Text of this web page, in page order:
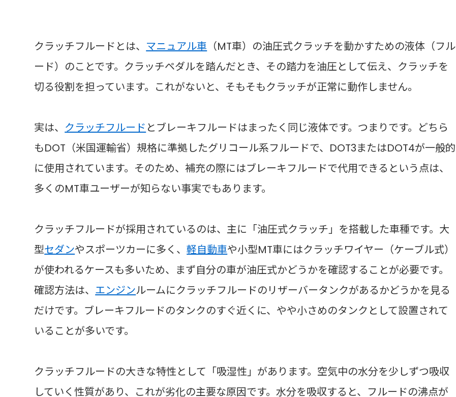
クラッチフルードとは、 マニュアル車 （MT車）の油圧式クラッチを動かすための液体（フル
ード）のことです。クラッチペダルを踏んだとき、その踏力を油圧として伝え、クラッチを
切る役割を担っています。これがないと、そもそもクラッチが正常に動作しません。
実は、 クラッチフルード とブレーキフルードはまったく同じ液体です。つまりです。どちら
もDOT（米国運輸省）規格に準拠したグリコール系フルードで、DOT3またはDOT4が一般的
に使用されています。そのため、補充の際にはブレーキフルードで代用できるという点は、
多くのMT車ユーザーが知らない事実でもあります。
クラッチフルードが採用されているのは、主に「油圧式クラッチ」を搭載した車種です。大
型セダンやスポーツカーに多く、軽自動車や小型MT車にはクラッチワイヤー（ケーブル式）
が使われるケースも多いため、まず自分の車が油圧式かどうかを確認することが必要です。
確認方法は、 エンジンルームにクラッチフルードのリザーバータンクがあるかどうかを見る
だけです。ブレーキフルードのタンクのすぐ近くに、やや小さめのタンクとして設置されて
いることが多いです。
クラッチフルードの大きな特性として「吸湿性」があります。空気中の水分を少しずつ吸収
していく性質があり、これが劣化の主要な原因です。水分を吸収すると、フルードの沸点が